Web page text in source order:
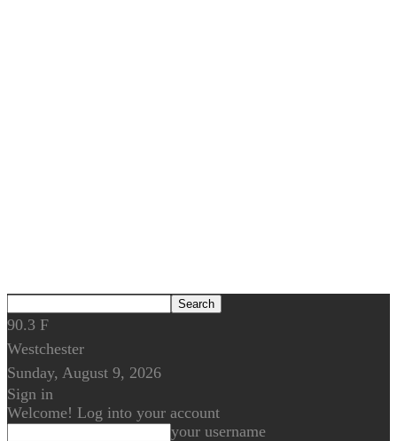
90.3 F
Westchester
Sunday, August 9, 2026
Sign in
Welcome! Log into your account
your username